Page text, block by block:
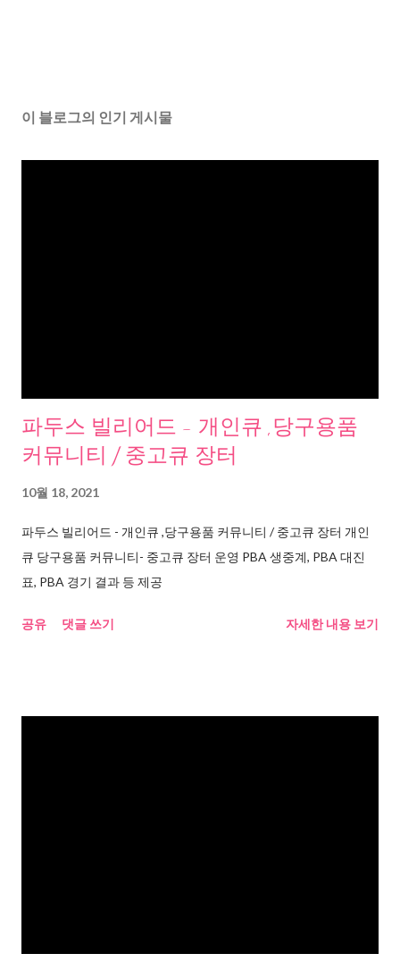
이 블로그의 인기 게시물
파두스 빌리어드 - 개인큐 ,당구용품
커뮤니티 / 중고큐 장터
10월 18, 2021
파두스 빌리어드 - 개인큐 ,당구용품 커뮤니티 / 중고큐 장터 개인
큐 당구용품 커뮤니티- 중고큐 장터 운영 PBA 생중계, PBA 대진
표, PBA 경기 결과 등 제공
공유 댓글 쓰기 자세한 내용 보기